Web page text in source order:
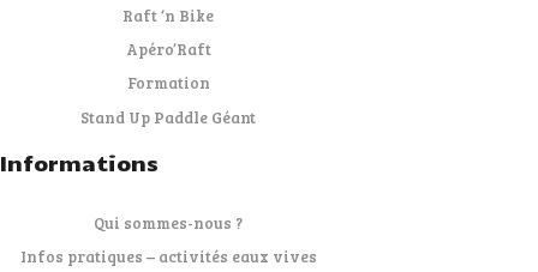
Raft ‘n Bike
Apéro’Raft
Formation
Stand Up Paddle Géant
Informations
Qui sommes-nous ?
Infos pratiques – activités eaux vives